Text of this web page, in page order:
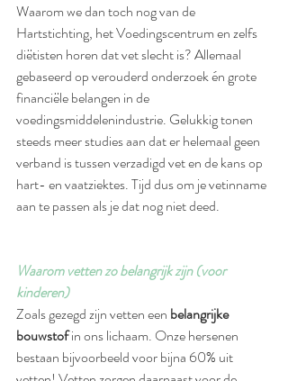
Waarom we dan toch nog van de
Hartstichting, het Voedingscentrum en zelfs
diëtisten horen dat vet slecht is? Allemaal
gebaseerd op verouderd onderzoek én grote
financiële belangen in de
voedingsmiddelenindustrie. Gelukkig tonen
steeds meer studies aan dat er helemaal geen
verband is tussen verzadigd vet en de kans op
hart- en vaatziektes. Tijd dus om je vetinname
aan te passen als je dat nog niet deed.
Waarom vetten zo belangrijk zijn (voor
kinderen)
Zoals gezegd zijn vetten een belangrijke
bouwstof in ons lichaam. Onze hersenen
bestaan bijvoorbeeld voor bijna 60% uit